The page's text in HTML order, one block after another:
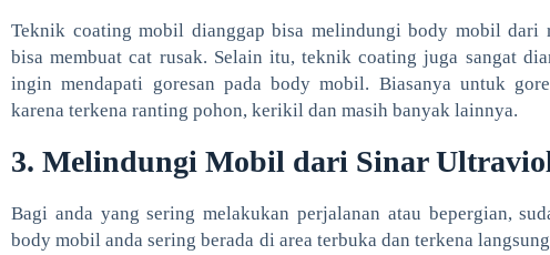
Teknik coating mobil dianggap bisa melindungi body mobil dari
bisa membuat cat rusak. Selain itu, teknik coating juga sangat
ingin mendapati goresan pada body mobil. Biasanya untuk
karena terkena ranting pohon, kerikil dan masih banyak lainnya.
3. Melindungi Mobil dari Sinar
Bagi anda yang sering melakukan perjalanan atau bepergian,
body mobil anda sering berada di area terbuka dan terkena